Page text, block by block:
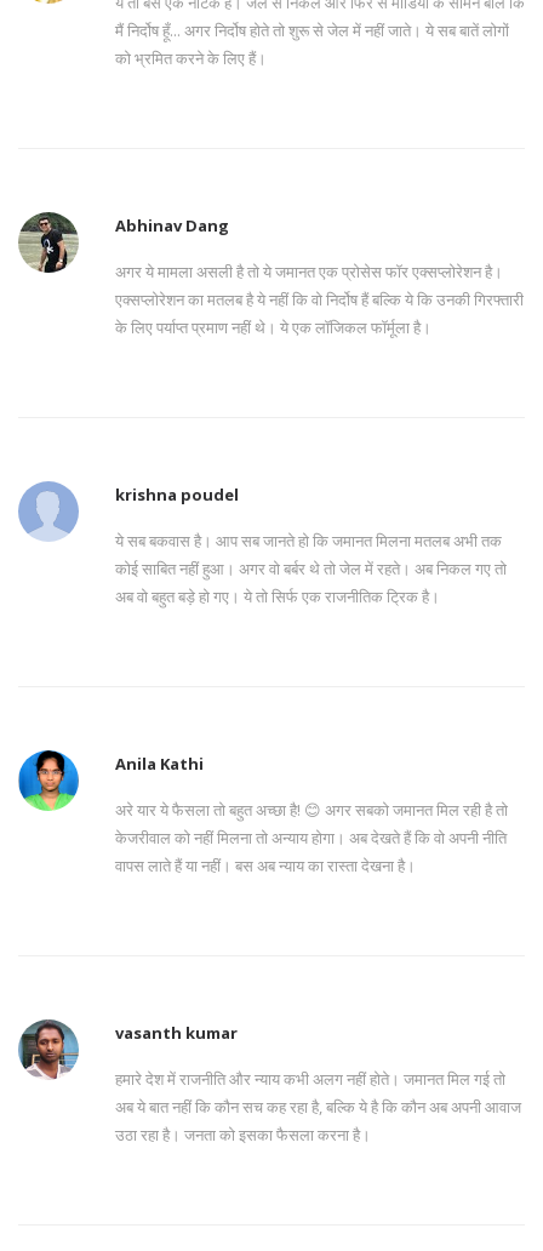
मैं निर्दोष हूँ... अगर निर्दोष होते तो शुरू से जेल में नहीं जाते। ये सब बातें लोगों
को भ्रमित करने के लिए हैं।
Abhinav Dang
अगर ये मामला असली है तो ये जमानत एक प्रोसेस फॉर एक्सप्लोरेशन है।
एक्सप्लोरेशन का मतलब है ये नहीं कि वो निर्दोष हैं बल्कि ये कि उनकी गिरफ्तारी
के लिए पर्याप्त प्रमाण नहीं थे। ये एक लॉजिकल फॉर्मूला है।
krishna poudel
ये सब बकवास है। आप सब जानते हो कि जमानत मिलना मतलब अभी तक
कोई साबित नहीं हुआ। अगर वो बर्बर थे तो जेल में रहते। अब निकल गए तो
अब वो बहुत बड़े हो गए। ये तो सिर्फ एक राजनीतिक ट्रिक है।
Anila Kathi
अरे यार ये फैसला तो बहुत अच्छा है! 😊 अगर सबको जमानत मिल रही है तो
केजरीवाल को नहीं मिलना तो अन्याय होगा। अब देखते हैं कि वो अपनी नीति
वापस लाते हैं या नहीं। बस अब न्याय का रास्ता देखना है।
vasanth kumar
हमारे देश में राजनीति और न्याय कभी अलग नहीं होते। जमानत मिल गई तो
अब ये बात नहीं कि कौन सच कह रहा है, बल्कि ये है कि कौन अब अपनी आवाज
उठा रहा है। जनता को इसका फैसला करना है।